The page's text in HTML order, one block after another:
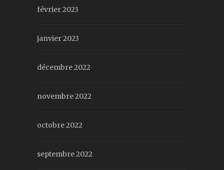
février 2023
janvier 2023
décembre 2022
novembre 2022
octobre 2022
septembre 2022